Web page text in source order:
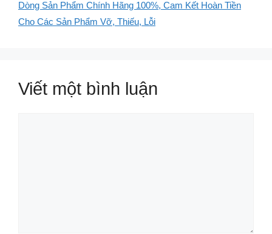
Dòng Sản Phẩm Chính Hãng 100%, Cam Kết Hoàn Tiền
Cho Các Sản Phẩm Vỡ, Thiếu, Lỗi
Viết một bình luận